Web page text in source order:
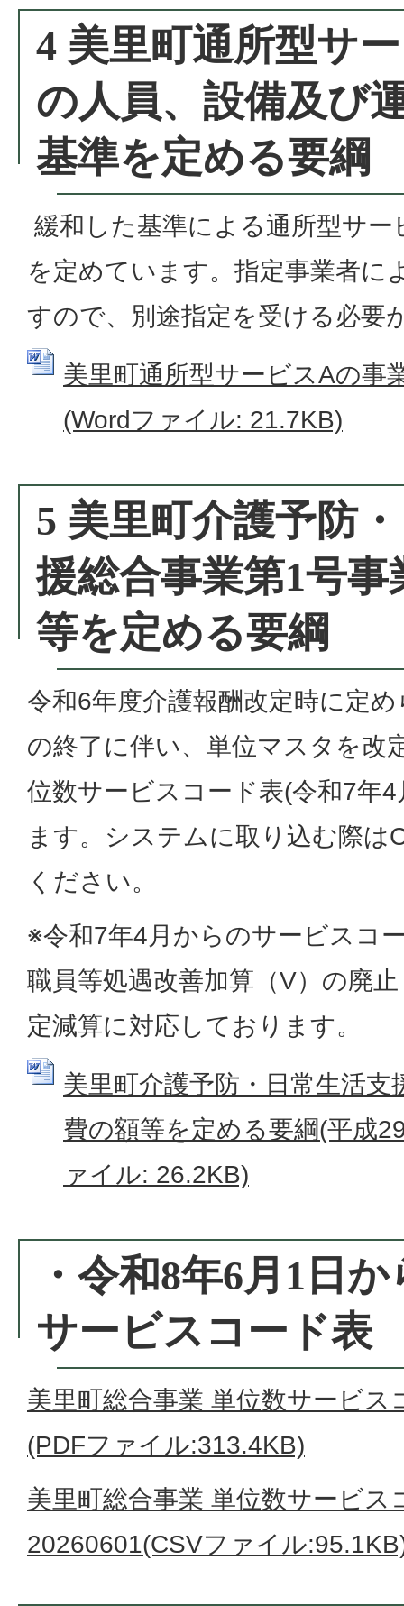
4 美里町通所型サ
の人員、設備及び
基準を定める要綱
緩和した基準による通所型サ
を定めています。指定事業者に
すので、別途指定を受ける必要
美里町通所型サービスAの事
(Wordファイル: 21.7KB)
5 美里町介護予防
援総合事業第1号
等を定める要綱
令和6年度介護報酬改定時に定
の終了に伴い、単位マスタを改
位数サービスコード表(令和7年
ます。システムに取り込む際は
ください。
※令和7年4月からのサービスコ
職員等処遇改善加算（V）の廃
定減算に対応しております。
美里町介護予防・日常生活支
費の額等を定める要綱(平成
ァイル: 26.2KB)
・令和8年6月1日
サービスコード表
美里町総合事業 単位数サービス
(PDFファイル:313.4KB)
美里町総合事業 単位数サービス
20260601(CSVファイル